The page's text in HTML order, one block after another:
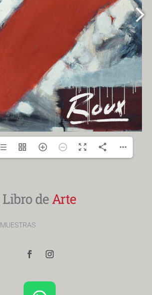
MUESTRAS